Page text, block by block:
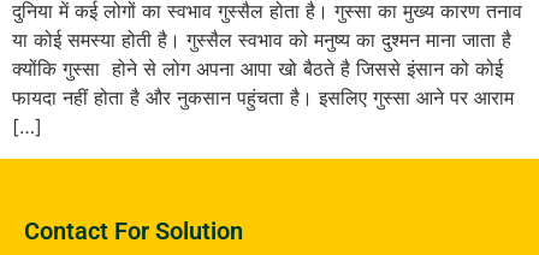
दुनिया में कई लोगों का स्वभाव गुस्सैल होता है। गुस्सा का मुख्य कारण तनाव
या कोई समस्या होती है। गुस्सैल स्वभाव को मनुष्य का दुश्मन माना जाता है
क्योंकि गुस्सा होने से लोग अपना आपा खो बैठते है जिससे इंसान को कोई
फायदा नहीं होता है और नुकसान पहुंचता है। इसलिए गुस्सा आने पर आराम
[…]
Contact For Solution